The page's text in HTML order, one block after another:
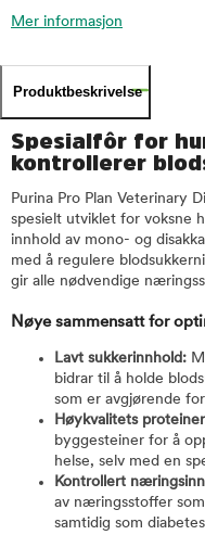
Mer informasjon
Produktbeskrivelse
Spesialfôr for
kontrollerer
Purina Pro Plan Veterinary
spesielt utviklet for voksne
innhold av mono- og
med å regulere
gir alle nødvendige
Nøye sammensatt for
Lavt sukkerinnhold:
bidrar til å holde
som er avgjørende
Høykvalitets
byggesteiner for å
helse, selv med en
Kontrollert
av næringsstoffer
samtidig som